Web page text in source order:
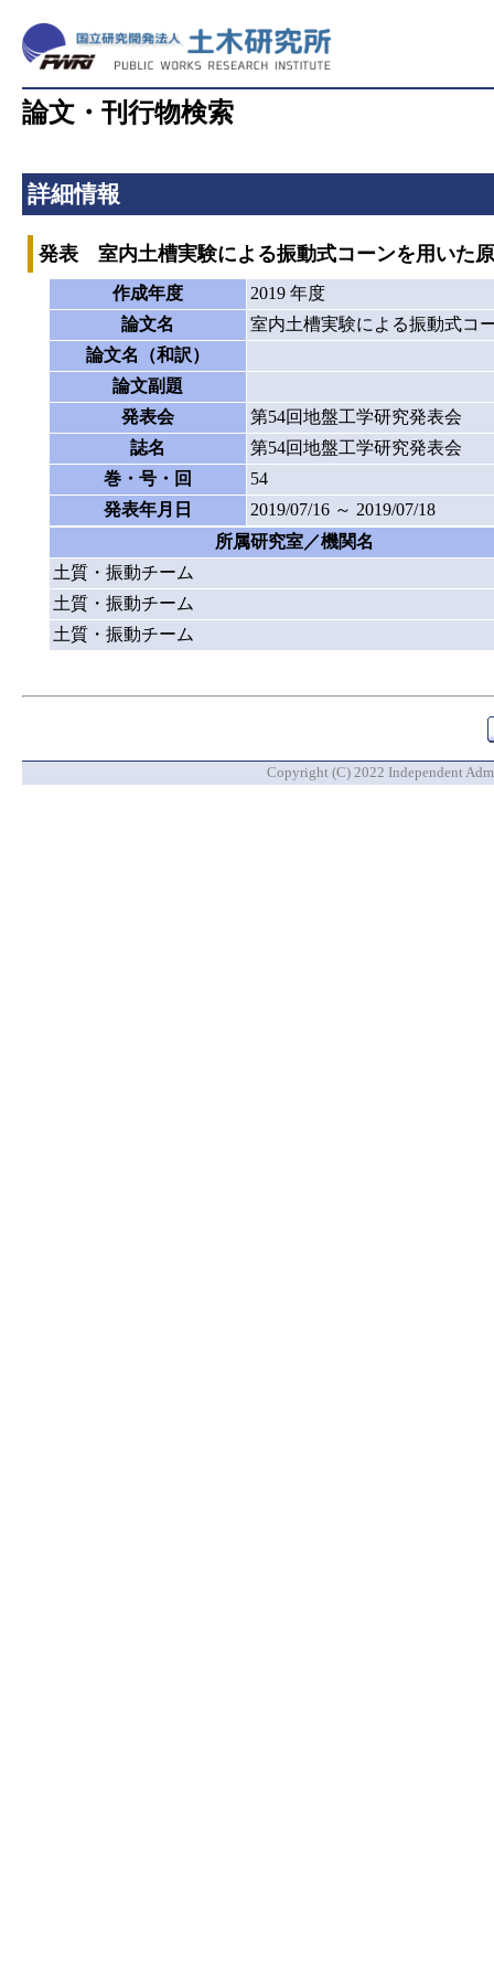
論文・刊行物検索
詳細情報
発表 室内土槽実験による振動式コーンを用いた
作成年度
2019 年度
論文名
室内土槽実験による振動式コ
論文名（和訳）
論文副題
発表会
第54回地盤工学研究発表会
誌名
第54回地盤工学研究発表会
巻・号・回
54
発表年月日
2019/07/16 ～ 2019/07/18
所属研究室／機関名
土質・振動チーム
土質・振動チーム
土質・振動チーム
Copyright (C) 2022 Independent